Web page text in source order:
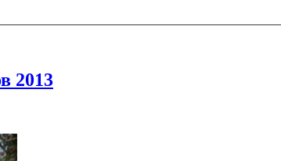
2013